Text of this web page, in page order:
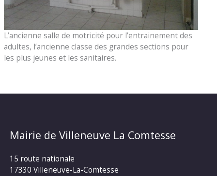
L’ancienne salle de motricité pour l’entrainement des
adultes, l’ancienne classe des grandes sections pour
les plus jeunes et les sanitaires.
Mairie de Villeneuve La Comtesse
15 route nationale
17330 Villeneuve-La-Comtesse